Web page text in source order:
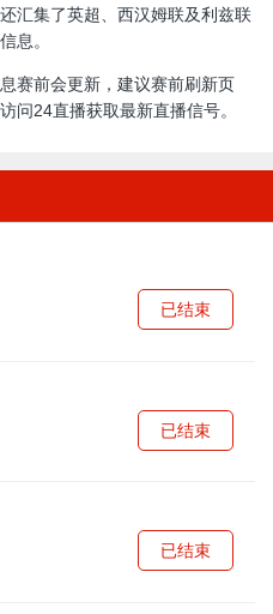
汇集了英超、西汉姆联及利兹联
息。
赛前会更新，建议赛前刷新页
问24直播获取最新直播信号。
已结束
已结束
已结束